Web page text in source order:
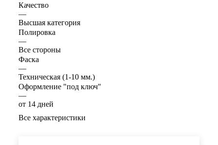
Качество
—
Высшая категория
Полировка
—
Все стороны
Фаска
—
Техническая (1-10 мм.)
Оформление "под ключ"
—
от 14 дней
Все характеристики